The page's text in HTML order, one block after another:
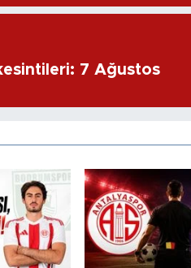
7 Ağustos